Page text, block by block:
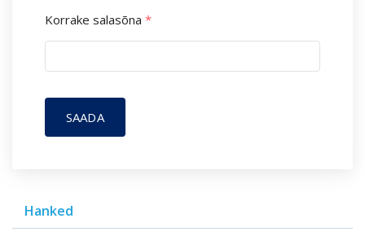
Hanked
Korrake salasõna *
SAADA